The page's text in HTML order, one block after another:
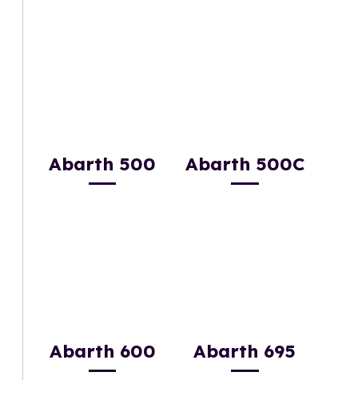
Abarth 500 Abarth 500C
Abarth 600 Abarth 695